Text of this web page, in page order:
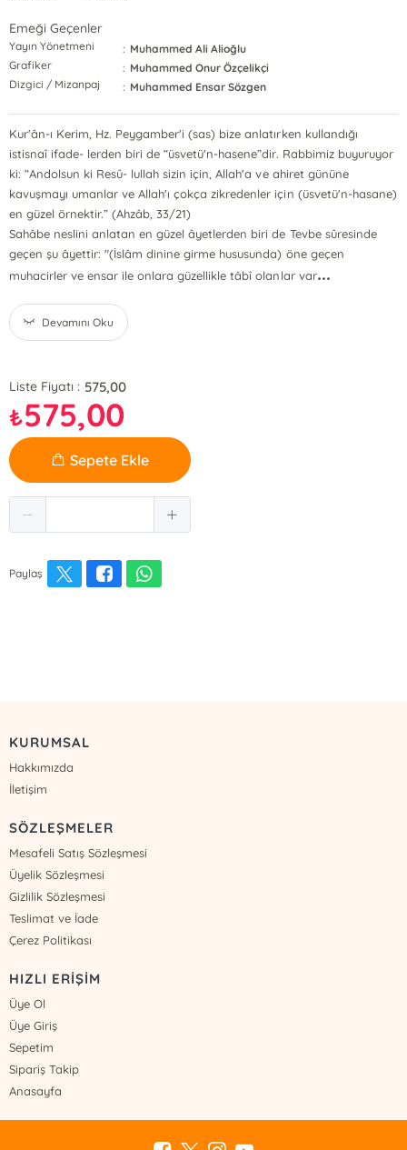
Emeği Geçenler
Yayın Yönetmeni : Muhammed Ali Alioğlu
Grafiker
: Muhammed Onur Özçelikçi
Dizgici / Mizanpaj
: Muhammed Ensar Sözgen
Kur'ân-ı Kerim, Hz. Peygamber'i (sas) bize anlatırken kullandığı
istisnaî ifade- lerden biri de “üsvetü'n-hasene”dir. Rabbimiz buyuruyor
ki: “Andolsun ki Resû- lullah sizin için, Allah'a ve ahiret gününe
kavuşmayı umanlar ve Allah'ı çokça zikredenler için (üsvetü'n-hasane)
en güzel örnektir.” (Ahzâb, 33/21)
Sahâbe neslini anlatan en güzel âyetlerden biri de Tevbe sûresinde
geçen şu âyettir: "(İslâm dinine girme hususunda) öne geçen
muhacirler ve ensar ile onlara güzellikle tâbî olanlar var...
Devamını Oku
Liste Fiyatı : 575,00
₺575,00
Sepete Ekle
Paylaş
KURUMSAL
Hakkımızda
İletişim
SÖZLEŞMELER
Mesafeli Satış Sözleşmesi
Üyelik Sözleşmesi
Gizlilik Sözleşmesi
Teslimat ve İade
Çerez Politikası
HIZLI ERİŞİM
Üye Ol
Üye Giriş
Sepetim
Sipariş Takip
Anasayfa